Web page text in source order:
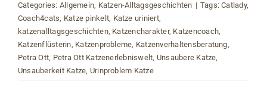
Categories: Allgemein, Katzen-Alltagsgeschichten | Tags:Catlady,
Coach4cats, Katze pinkelt, Katze uriniert,
katzenalltagsgeschichten, Katzencharakter, Katzencoach,
Katzenflüsterin, Katzenprobleme, Katzenverhaltensberatung,
Petra Ott, Petra Ott Katzenerlebniswelt, Unsaubere Katze,
Unsauberkeit Katze, Urinproblem Katze